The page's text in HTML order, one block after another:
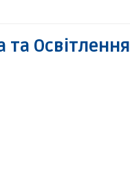
та Освітлення